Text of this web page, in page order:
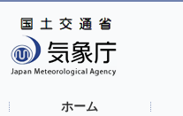
ホーム